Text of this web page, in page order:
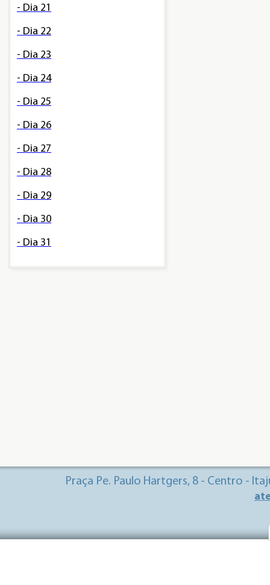
- Dia 21
- Dia 22
- Dia 23
- Dia 24
- Dia 25
- Dia 26
- Dia 27
- Dia 28
- Dia 29
- Dia 30
- Dia 31
Praça Pe. Paulo Hartgers, 8 - Centro -